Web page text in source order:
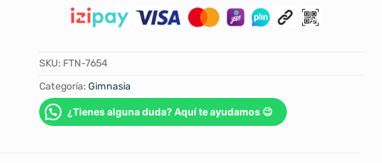
SKU: FTN-7654
Categoría: Gimnasia
¿Tienes alguna duda? Aquí te ayudamos 😉